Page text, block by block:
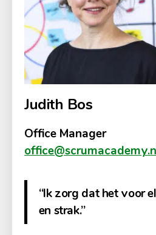
Judith Bos
Office Manager
“Ik zorg dat het voor
en strak.”